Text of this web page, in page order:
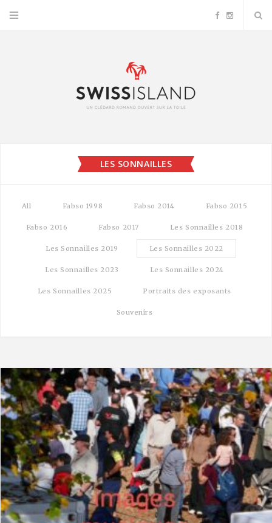
F
k
I
a
m
LES SONNAILLES
All Fabso 1998 Fabso 2014 Fabso 2015
Fabso 2016 Fabso 2017 Les Sonnailles 2018
Les Sonnailles 2019 Les Sonnailles 2022
Les Sonnailles 2023 Les Sonnailles 2024
Les Sonnailles 2025 Portraits des exposants
Souvenirs